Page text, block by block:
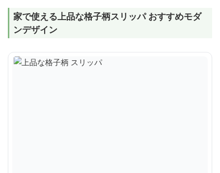
家で使える上品な格子柄スリッパ おすすめモダ
ンデザイン